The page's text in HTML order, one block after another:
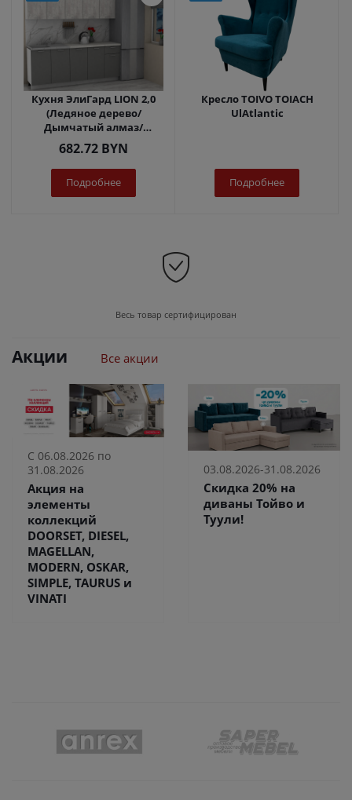
Кухня ЭлиГард LION 2,0
(Ледяное дерево/
Дымчатый алмаз/
Королевский опал)
682.72 BYN
Подробнее
Кресло TOIVO TOIACH
UlAtlantic
Подробнее
Весь товар сертифицирован
Акции Все акции
С 06.08.2026 по
31.08.2026
Акция на
элементы
коллекций
DOORSET, DIESEL,
MAGELLAN,
MODERN, OSKAR,
SIMPLE, TAURUS и
VINATI
03.08.2026-31.08.2026
Скидка 20% на
диваны Тойво и
Туули!